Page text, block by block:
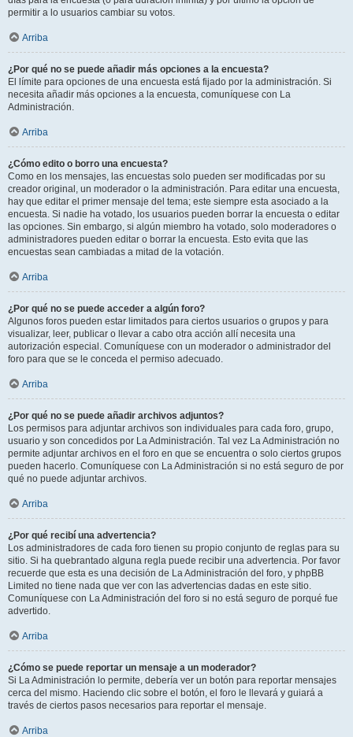
permitir a lo usuarios cambiar su votos.
Arriba
¿Por qué no se puede añadir más opciones a la encuesta?
El límite para opciones de una encuesta está fijado por la administración. Si
necesita añadir más opciones a la encuesta, comuníquese con La
Administración.
Arriba
¿Cómo edito o borro una encuesta?
Como en los mensajes, las encuestas solo pueden ser modificadas por su
creador original, un moderador o la administración. Para editar una encuesta,
hay que editar el primer mensaje del tema; este siempre esta asociado a la
encuesta. Si nadie ha votado, los usuarios pueden borrar la encuesta o editar
las opciones. Sin embargo, si algún miembro ha votado, solo moderadores o
administradores pueden editar o borrar la encuesta. Esto evita que las
encuestas sean cambiadas a mitad de la votación.
Arriba
¿Por qué no se puede acceder a algún foro?
Algunos foros pueden estar limitados para ciertos usuarios o grupos y para
visualizar, leer, publicar o llevar a cabo otra acción allí necesita una
autorización especial. Comuníquese con un moderador o administrador del
foro para que se le conceda el permiso adecuado.
Arriba
¿Por qué no se puede añadir archivos adjuntos?
Los permisos para adjuntar archivos son individuales para cada foro, grupo,
usuario y son concedidos por La Administración. Tal vez La Administración no
permite adjuntar archivos en el foro en que se encuentra o solo ciertos grupos
pueden hacerlo. Comuníquese con La Administración si no está seguro de por
qué no puede adjuntar archivos.
Arriba
¿Por qué recibí una advertencia?
Los administradores de cada foro tienen su propio conjunto de reglas para su
sitio. Si ha quebrantado alguna regla puede recibir una advertencia. Por favor
recuerde que esta es una decisión de La Administración del foro, y phpBB
Limited no tiene nada que ver con las advertencias dadas en este sitio.
Comuníquese con La Administración del foro si no está seguro de porqué fue
advertido.
Arriba
¿Cómo se puede reportar un mensaje a un moderador?
Si La Administración lo permite, debería ver un botón para reportar mensajes
cerca del mismo. Haciendo clic sobre el botón, el foro le llevará y guiará a
través de ciertos pasos necesarios para reportar el mensaje.
Arriba